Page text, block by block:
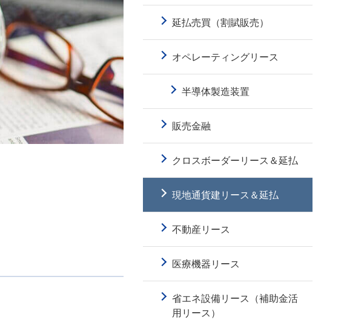
延払売買（割賦販売）
オペレーティングリース
半導体製造装置
販売金融
クロスボーダーリース＆延払
現地通貨建リース＆延払
不動産リース
医療機器リース
省エネ設備リース（補助金活
用リース）